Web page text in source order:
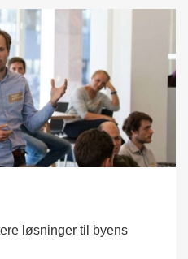
løsninger til byens